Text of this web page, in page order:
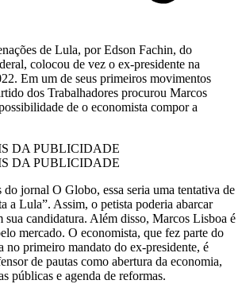
de Lula, por Edson Fachin, do
colocou de vez o ex-presidente na
Em um de seus primeiros movimentos
dos Trabalhadores procurou Marcos
de o economista compor a
DA PUBLICIDADE
DA PUBLICIDADE
do jornal O Globo, essa seria uma tentativa de
a Lula”. Assim, o petista poderia abarcar
sua candidatura. Além disso, Marcos Lisboa é
mercado. O economista, que fez parte do
no primeiro mandato do ex-presidente, é
de pautas como abertura da economia,
públicas e agenda de reformas.